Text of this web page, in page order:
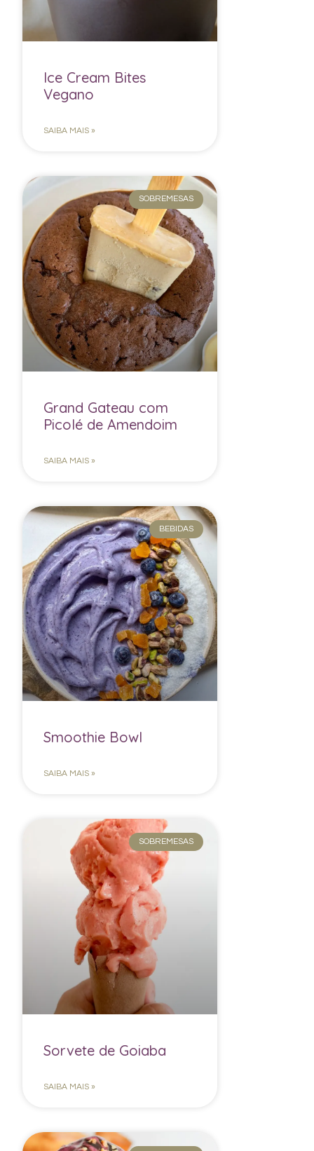
Ice Cream Bites
Vegano
SAIBA MAIS »
SOBREMESAS
Grand Gateau com
Picolé de Amendoim
SAIBA MAIS »
BEBIDAS
Smoothie Bowl
SAIBA MAIS »
SOBREMESAS
Sorvete de Goiaba
SAIBA MAIS »